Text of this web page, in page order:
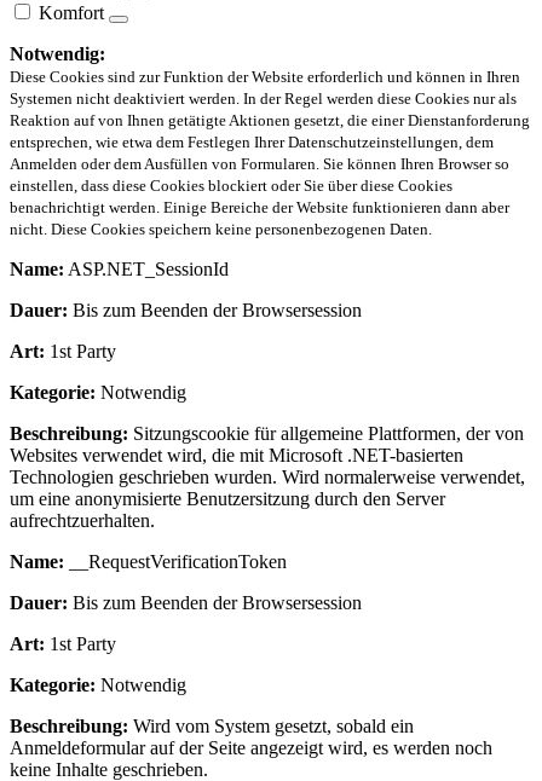
Komfort
Notwendig:
Diese Cookies sind zur Funktion der Website erforderlich und können in Ihren
Systemen nicht deaktiviert werden. In der Regel werden diese Cookies nur als
Reaktion auf von Ihnen getätigte Aktionen gesetzt, die einer Dienstanforderung
entsprechen, wie etwa dem Festlegen Ihrer Datenschutzeinstellungen, dem
Anmelden oder dem Ausfüllen von Formularen. Sie können Ihren Browser so
einstellen, dass diese Cookies blockiert oder Sie über diese Cookies
benachrichtigt werden. Einige Bereiche der Website funktionieren dann aber
nicht. Diese Cookies speichern keine personenbezogenen Daten.
Name: ASP.NET_SessionId
Dauer: Bis zum Beenden der Browsersession
Art: 1st Party
Kategorie: Notwendig
Beschreibung: Sitzungscookie für allgemeine Plattformen, der von
Websites verwendet wird, die mit Microsoft .NET-basierten
Technologien geschrieben wurden. Wird normalerweise verwendet,
um eine anonymisierte Benutzersitzung durch den Server
aufrechtzuerhalten.
Name: __RequestVerificationToken
Dauer: Bis zum Beenden der Browsersession
Art: 1st Party
Kategorie: Notwendig
Beschreibung: Wird vom System gesetzt, sobald ein
Anmeldeformular auf der Seite angezeigt wird, es werden noch
keine Inhalte geschrieben.